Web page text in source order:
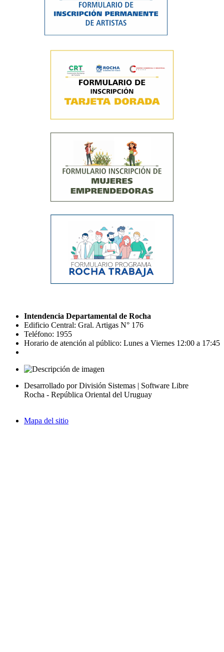
Intendencia Departamental de Rocha
Edificio Central: Gral. Artigas N° 176
Teléfono: 1955
Horario de atención al público: Lunes a Viernes 12:00 a 17:45
Desarrollado por División Sistemas | Software Libre
Rocha - República Oriental del Uruguay
Mapa del sitio